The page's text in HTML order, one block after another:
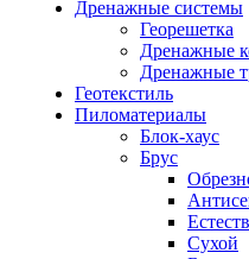
Дренажные системы
Георешетка
Дренажные
Дренажные
Геотекстиль
Пиломатериалы
Блок-хаус
Брус
Сухой